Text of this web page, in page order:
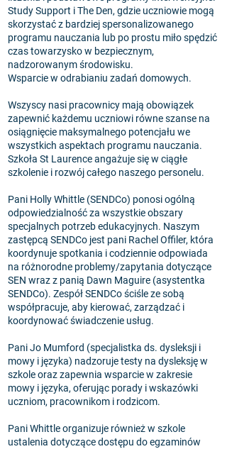
Study Support i The Den, gdzie uczniowie mogą
skorzystać z bardziej spersonalizowanego
programu nauczania lub po prostu miło spędzić
czas towarzysko w bezpiecznym,
nadzorowanym środowisku.
Wsparcie w odrabianiu zadań domowych.
Wszyscy nasi pracownicy mają obowiązek
zapewnić każdemu uczniowi równe szanse na
osiągnięcie maksymalnego potencjału we
wszystkich aspektach programu nauczania.
Szkoła St Laurence angażuje się w ciągłe
szkolenie i rozwój całego naszego personelu.
Pani Holly Whittle (SENDCo) ponosi ogólną
odpowiedzialność za wszystkie obszary
specjalnych potrzeb edukacyjnych. Naszym
zastępcą SENDCo jest pani Rachel Offiler, która
koordynuje spotkania i codziennie odpowiada
na różnorodne problemy/zapytania dotyczące
SEN wraz z panią Dawn Maguire (asystentka
SENDCo). Zespół SENDCo ściśle ze sobą
współpracuje, aby kierować, zarządzać i
koordynować świadczenie usług.
Pani Jo Mumford (specjalistka ds. dysleksji i
mowy i języka) nadzoruje testy na dysleksję w
szkole oraz zapewnia wsparcie w zakresie
mowy i języka, oferując porady i wskazówki
uczniom, pracownikom i rodzicom.
Pani Whittle organizuje również w szkole
ustalenia dotyczące dostępu do egzaminów